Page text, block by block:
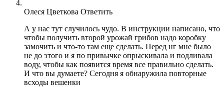
Олеся Цветкова Ответить
А у нас тут случилось чудо. В инструкции написано, что
чтобы получить второй урожай грибов надо коробку
замочить и что-то там еще сделать. Перед нг мне было
не до этого и я по привычке опрыскивала и подливала
воду, чтобы как появится время все правильно сделать.
И что вы думаете? Сегодня я обнаружила повторные
всходы вешенки